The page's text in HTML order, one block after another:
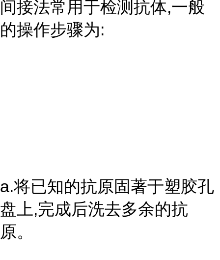
间接法常用于检测抗体,一般
的操作步骤为:
a.将已知的抗原固著于塑胶孔
盘上,完成后洗去多余的抗
原。